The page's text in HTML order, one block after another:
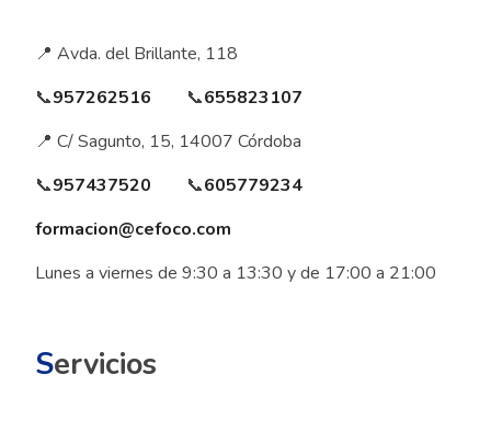
📍 Avda. del Brillante, 118
📞957262516 📞655823107
📍 C/ Sagunto, 15, 14007 Córdoba
📞957437520 📞605779234
formacion@cefoco.com
Lunes a viernes de 9:30 a 13:30 y de 17:00 a 21:00
Servicios